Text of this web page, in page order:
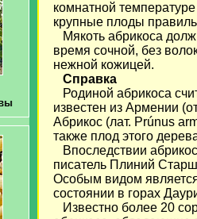
комнатной
крупные плоды
Мякоть абрикоса
время сочной, без
нежной кожицей.
Справка
Родиной абрикоса
известен из Армении
Абрикос (лат. Prúnus
также плод этого
Впоследствии
писатель Плиний
Особым видом
состоянии в горах
Известно более 20